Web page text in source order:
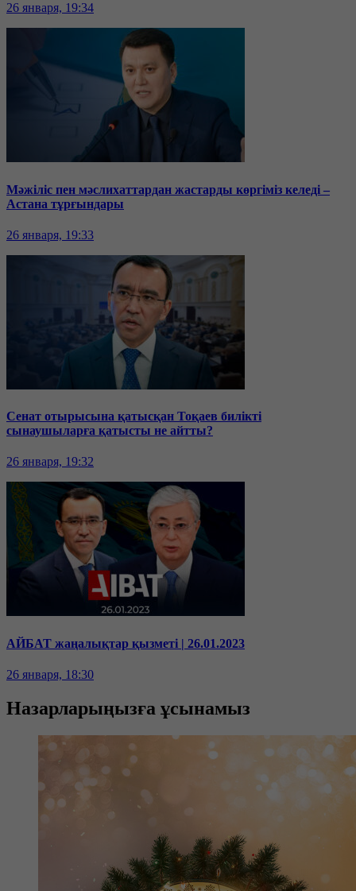
26 января, 19:34
Мәжіліс пен мәслихаттардан жастарды көргіміз келеді –
Астана тұрғындары
26 января, 19:33
Сенат отырысына қатысқан Тоқаев билікті
сынаушыларға қатысты не айтты?
26 января, 19:32
АЙБАТ жаңалықтар қызметі | 26.01.2023
26 января, 18:30
Назарларыңызға ұсынамыз